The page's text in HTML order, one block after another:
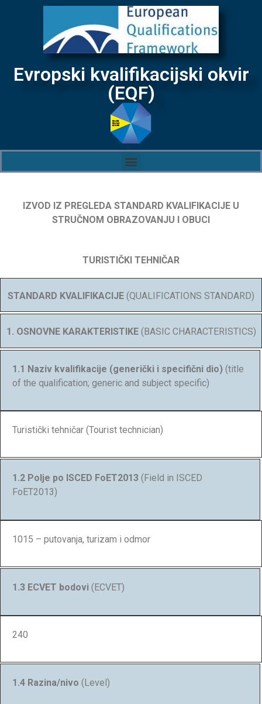
Evropski kvalifikacijski okvir
(EQF)
IZVOD IZ PREGLEDA STANDARD KVALIFIKACIJE U
STRUČNOM OBRAZOVANJU I OBUCI
TURISTIČKI TEHNIČAR
STANDARD KVALIFIKACIJE (QUALIFICATIONS STANDARD)
1. OSNOVNE KARAKTERISTIKE(BASIC CHARACTERISTICS)
1.1 Naziv kvalifikacije (generički i specifični dio) (title
of the qualification; generic and subject specific)
Turistički tehničar (Tourist technician)
1.2 Polje po ISCED FoET2013 (Field in ISCED
FoET2013)
1015 – putovanja, turizam i odmor
1.3 ECVET bodovi (ECVET)
240
1.4 Razina/nivo (Level)